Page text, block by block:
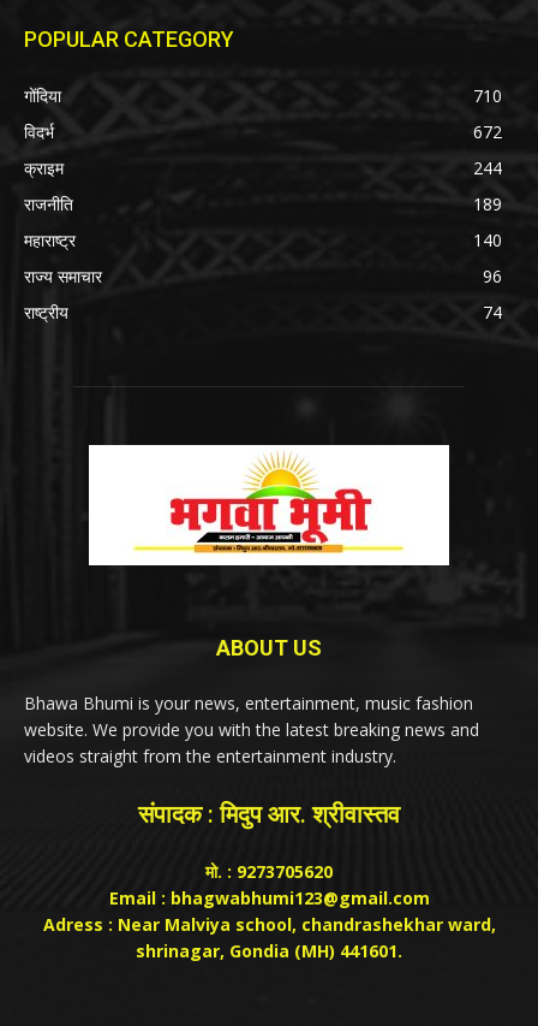
POPULAR CATEGORY
गोंदिया
710
विदर्भ
672
क्राइम
244
राजनीति
189
महाराष्ट्र
140
राज्य समाचार
96
राष्ट्रीय
74
ABOUT US
Bhawa Bhumi is your news, entertainment, music fashion
website. We provide you with the latest breaking news and
videos straight from the entertainment industry.
संपादक : मिदुप आर. श्रीवास्तव
मो. : 9273705620
Email : bhagwabhumi123@gmail.com
Adress : Near Malviya school, chandrashekhar ward,
shrinagar, Gondia (MH) 441601.